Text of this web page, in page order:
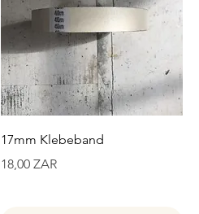
Schnellansicht
17mm Klebeband
Preis
18,00 ZAR